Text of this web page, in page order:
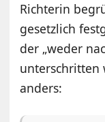
Richterin
gesetzlich
der „weder
unterschritten
anders: